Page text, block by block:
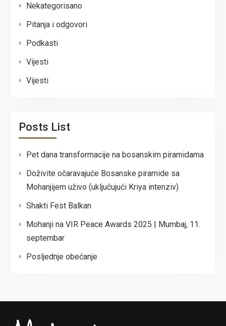
Nekategorisano
Pitanja i odgovori
Podkasti
Vijesti
Vijesti
Posts List
Pet dana transformacije na bosanskim piramidama
Doživite očaravajuće Bosanske piramide sa
Mohanjijem uživo (uključujući Kriya intenziv)
Shakti Fest Balkan
Mohanji na VIR Peace Awards 2025 | Mumbaj, 11.
septembar
Posljednje obećanje